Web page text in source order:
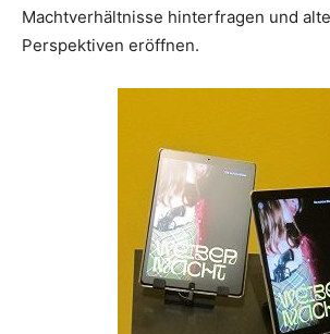
Machtverhältnisse hinterfragen und
Perspektiven eröffnen.